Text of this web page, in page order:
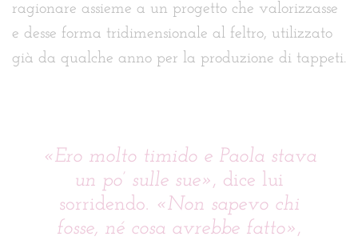
ragionare assieme a un progetto che valorizzasse
e desse forma tridimensionale al feltro, utilizzato
già da qualche anno per la produzione di tappeti.
«Ero molto timido e Paola stava
un po’ sulle sue», dice lui
sorridendo. «Non sapevo chi
fosse, né cosa avrebbe fatto»,